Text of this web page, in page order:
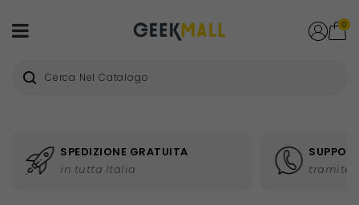
0
SPEDIZIONE GRATUITA
in tutta Italia tramite